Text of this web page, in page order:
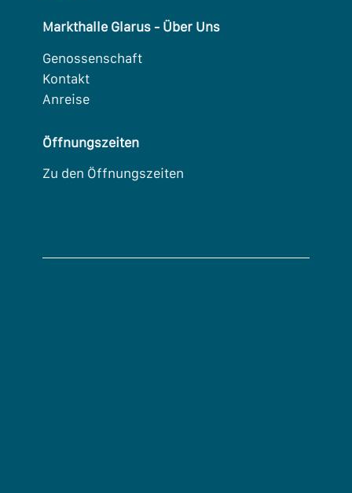
Markthalle Glarus - Über Uns
Genossenschaft
Kontakt
Anreise
Öffnungszeiten
Zu den Öffnungszeiten